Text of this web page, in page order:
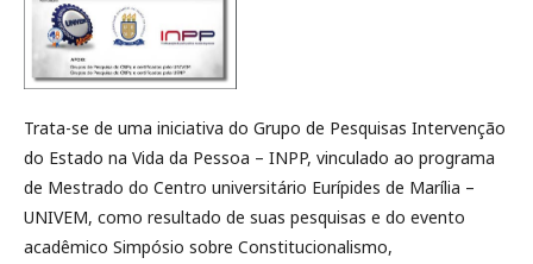
Trata-se de uma iniciativa do Grupo de Pesquisas Intervenção
do Estado na Vida da Pessoa – INPP, vinculado ao programa
de Mestrado do Centro universitário Eurípides de Marília –
UNIVEM, como resultado de suas pesquisas e do evento
acadêmico Simpósio sobre Constitucionalismo,